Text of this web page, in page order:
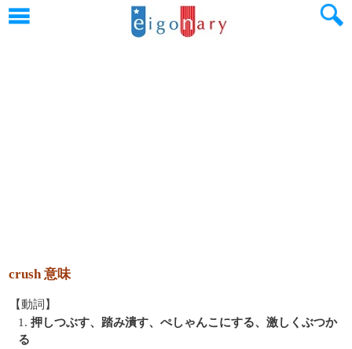
crush 意味
【動詞】
1. 押しつぶす、踏み潰す、ぺしゃんこにする、激しくぶつか
る